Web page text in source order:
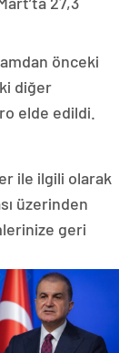
önceki
diğer
elde edildi.
ile ilgili olarak
üzerinden
geri